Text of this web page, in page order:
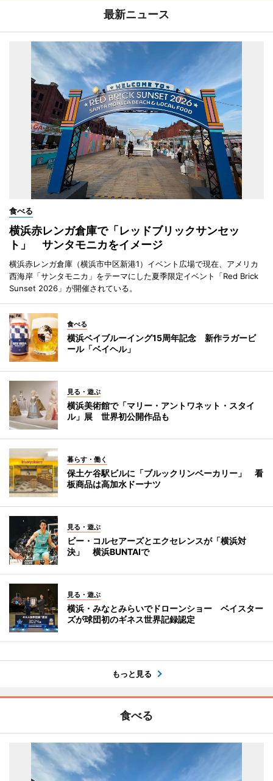
最新ニュース
食べる
横浜赤レンガ倉庫で「レッドブリックサンセッ
ト」 サンタモニカをイメージ
横浜赤レンガ倉庫（横浜市中区新港1）イベント広場で現在、アメリカ
西海岸「サンタモニカ」をテーマにした夏季限定イベント「Red Brick
Sunset 2026」が開催されている。
食べる
横浜ベイブルーイング15周年記念 新作ラガービ
ール「ベイヘル」
見る・遊ぶ
横浜美術館で「マリー・アントワネット・スタイ
ル」展 世界初公開作品も
暮らす・働く
保土ケ谷駅ビルに「ブルックリンベーカリー」 看
板商品は高加水ドーナツ
見る・遊ぶ
ビー・コルセアーズとエクセレンスが「横浜対
決」 横浜BUNTAIで
見る・遊ぶ
横浜・みなとみらいでドローンショー ベイスター
ズが球団初のギネス世界記録認定
もっと見る
食べる